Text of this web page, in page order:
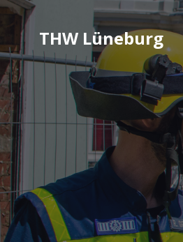
THW Lüneburg